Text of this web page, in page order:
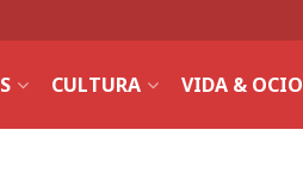
CULTURA VIDA & OCIO